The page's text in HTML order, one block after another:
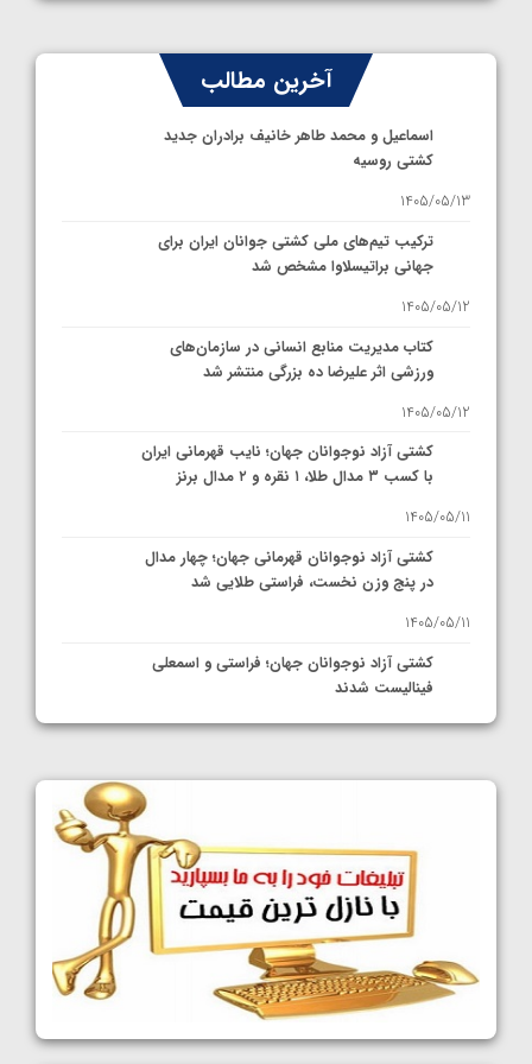
آخرین مطالب
اسماعیل و محمد طاهر خانیف برادران جدید
کشتی روسیه
1405/05/13
ترکیب تیم‌های ملی کشتی جوانان ایران برای
جهانی براتیسلاوا مشخص شد
1405/05/12
کتاب مدیریت منابع انسانی در سازمان‌های
ورزشی اثر علیرضا ده بزرگی منتشر شد
1405/05/12
کشتی آزاد نوجوانان جهان؛ نایب قهرمانی ایران
با کسب ۳ مدال طلا، ۱ نقره و ۲ مدال برنز
1405/05/11
کشتی آزاد نوجوانان قهرمانی جهان؛ چهار مدال
در پنج وزن نخست، فراستی طلایی شد
1405/05/11
کشتی آزاد نوجوانان جهان؛ فراستی و اسمعلی
فینالیست شدند
1405/05/09
کشتی فرنگی نوجوانان جهان؛ سکوی تیمی
سوم برای ایران
1405/05/07
ایران چشم به راه چهار مدال در پنج وزن دوم
کشتی فرنگی نوجوانان جهان
1405/05/06